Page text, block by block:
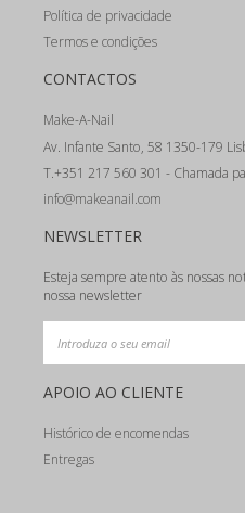
Política de privacidade
Termos e condições
CONTACTOS
Make-A-Nail
Av. Infante Santo, 58 1350-179
T.+351 217 560 301 - Chamada
info@makeanail.com
NEWSLETTER
Esteja sempre atento às nossas
nossa newsletter
APOIO AO CLIENTE
Histórico de encomendas
Entregas